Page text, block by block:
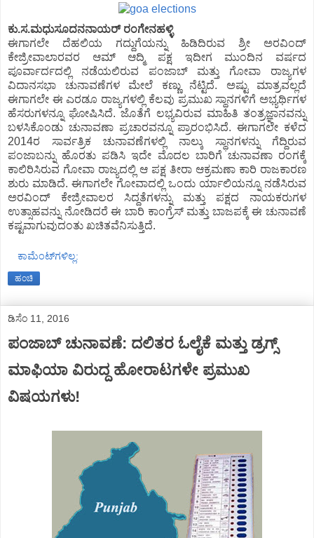
ಕು.ಸ.ಮಧುಸೂದನನಾಯರ್ ರಂಗೇನಹಳ್ಳಿ
ಈಗಾಗಲೇ ದೆಹಲಿಯ ಗದ್ದುಗೆಯನ್ನು ಹಿಡಿದಿರುವ ಶ್ರೀ ಅರವಿಂದ್
ಕೇಜ್ರೀವಾಲಾರವರ ಆಮ್ ಆದ್ಮಿ ಪಕ್ಷ ಇದೀಗ ಮುಂದಿನ ವರ್ಷದ
ಪೂರ್ವಾರ್ದದಲ್ಲಿ ನಡೆಯಲಿರುವ ಪಂಜಾಬ್ ಮತ್ತು ಗೋವಾ ರಾಜ್ಯಗಳ
ವಿದಾನಸಭಾ ಚುನಾವಣೆಗಳ ಮೇಲೆ ಕಣ್ಣು ನೆಟ್ಟಿದೆ. ಅಷ್ಟು ಮಾತ್ರವಲ್ಲದೆ
ಈಗಾಗಲೇ ಈ ಎರಡೂ ರಾಜ್ಯಗಳಲ್ಲಿ ಕೆಲವು ಪ್ರಮುಖ ಸ್ಥಾನಗಳಿಗೆ ಅಭ್ಯರ್ಥಿಗಳ
ಹೆಸರುಗಳನ್ನೂ ಘೋಷಿಸಿದೆ. ಜೊತೆಗೆ ಲಭ್ಯವಿರುವ ಮಾಹಿತಿ ತಂತ್ರಜ್ಞಾನವನ್ನು
ಬಳಸಿಕೊಂಡು ಚುನಾವಣಾ ಪ್ರಚಾರವನ್ನೂ ಪ್ರಾರಂಭಿಸಿದೆ. ಈಗಾಗಲೇ ಕಳೆದ
2014ರ ಸಾರ್ವತ್ರಿಕ ಚುನಾವಣೆಗಳಲ್ಲಿ ನಾಲ್ಕು ಸ್ಥಾನಗಳನ್ನು ಗೆದ್ದಿರುವ
ಪಂಜಾಬನ್ನು ಹೊರತು ಪಡಿಸಿ ಇದೇ ಮೊದಲ ಬಾರಿಗೆ ಚುನಾವಣಾ ರಂಗಕ್ಕೆ
ಕಾಲಿರಿಸಿರುವ ಗೋವಾ ರಾಜ್ಯದಲ್ಲಿ ಆ ಪಕ್ಷ ತೀರಾ ಆಕ್ರಮಣಾ ಕಾರಿ ರಾಜಕಾರಣ
ಶುರು ಮಾಡಿದೆ. ಈಗಾಗಲೇ ಗೋವಾದಲ್ಲಿ ಒಂದು ರ್ಯಾಲಿಯನ್ನೂ ನಡೆಸಿರುವ
ಅರವಿಂದ್ ಕೇಜ್ರೀವಾಲರ ಸಿದ್ದತೆಗಳನ್ನು ಮತ್ತು ಪಕ್ಷದ ನಾಯಕರುಗಳ
ಉತ್ಸಾಹವನ್ನು ನೋಡಿದರೆ ಈ ಬಾರಿ ಕಾಂಗ್ರೆಸ್ ಮತ್ತು ಬಾಜಪಕ್ಕೆ ಈ ಚುನಾವಣೆ
ಕಷ್ಟವಾಗುವುದಂತು ಖಚಿತವೆನಿಸುತ್ತಿದೆ.
ಕಾಮೆಂಟ್‌ಗಳಿಲ್ಲ:
ಹಂಚಿ
ಡಿಸೆಂ 11, 2016
ಪಂಜಾಬ್ ಚುನಾವಣೆ: ದಲಿತರ ಓಲೈಕೆ ಮತ್ತು ಡ್ರಗ್ಸ್
ಮಾಫಿಯಾ ವಿರುದ್ದ ಹೋರಾಟಗಳೇ ಪ್ರಮುಖ
ವಿಷಯಗಳು!